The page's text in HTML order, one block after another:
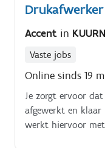
Drukafwerker
Accent in
Vaste jobs
Online sinds 19
Je zorgt ervoor
afgewerkt en klaar
werkt hiervoor